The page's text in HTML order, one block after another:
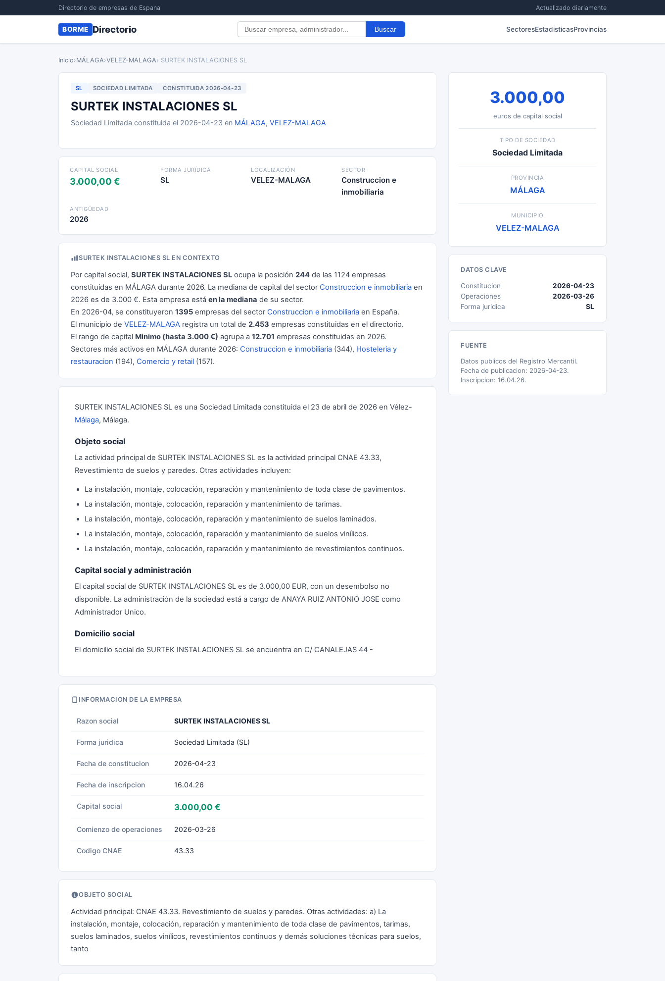
Directorio de empresas de Espana Actualizado diariamente
BORME Directorio Buscar SectoresEstadisticasProvincias
Inicio›MÁLAGA›VELEZ-MALAGA› SURTEK INSTALACIONES SL
SL SOCIEDAD LIMITADA CONSTITUIDA 2026-04-23
SURTEK INSTALACIONES SL
Sociedad Limitada constituida el 2026-04-23 en MÁLAGA, VELEZ-MALAGA
CAPITAL SOCIAL
3.000,00 €
FORMA JURÍDICA
SL
LOCALIZACIÓN
VELEZ-MALAGA
SECTOR
Construccion e
inmobiliaria
ANTIGÜEDAD
2026
SURTEK INSTALACIONES SL EN CONTEXTO
Por capital social, SURTEK INSTALACIONES SL ocupa la posición 244 de las 1124 empresas
constituidas en MÁLAGA durante 2026. La mediana de capital del sector Construccion e inmobiliaria en
2026 es de 3.000 €. Esta empresa está en la mediana de su sector.
En 2026-04, se constituyeron 1395 empresas del sector Construccion e inmobiliaria en España.
El municipio de VELEZ-MALAGA registra un total de 2.453 empresas constituidas en el directorio.
El rango de capital Minimo (hasta 3.000 €) agrupa a 12.701 empresas constituidas en 2026.
Sectores más activos en MÁLAGA durante 2026: Construccion e inmobiliaria (344), Hosteleria y
restauracion (194), Comercio y retail (157).
SURTEK INSTALACIONES SL es una Sociedad Limitada constituida el 23 de abril de 2026 en Vélez-
Málaga, Málaga.
Objeto social
La actividad principal de SURTEK INSTALACIONES SL es la actividad principal CNAE 43.33,
Revestimiento de suelos y paredes. Otras actividades incluyen:
La instalación, montaje, colocación, reparación y mantenimiento de toda clase de pavimentos.
La instalación, montaje, colocación, reparación y mantenimiento de tarimas.
La instalación, montaje, colocación, reparación y mantenimiento de suelos laminados.
La instalación, montaje, colocación, reparación y mantenimiento de suelos vinílicos.
La instalación, montaje, colocación, reparación y mantenimiento de revestimientos continuos.
Capital social y administración
El capital social de SURTEK INSTALACIONES SL es de 3.000,00 EUR, con un desembolso no
disponible. La administración de la sociedad está a cargo de ANAYA RUIZ ANTONIO JOSE como
Administrador Unico.
Domicilio social
El domicilio social de SURTEK INSTALACIONES SL se encuentra en C/ CANALEJAS 44 -
INFORMACION DE LA EMPRESA
Razon social SURTEK INSTALACIONES SL
Forma juridica Sociedad Limitada (SL)
Fecha de constitucion 2026-04-23
Fecha de inscripcion 16.04.26
Capital social 3.000,00 €
Comienzo de operaciones 2026-03-26
Codigo CNAE 43.33
OBJETO SOCIAL
Actividad principal: CNAE 43.33. Revestimiento de suelos y paredes. Otras actividades: a) La
instalación, montaje, colocación, reparación y mantenimiento de toda clase de pavimentos, tarimas,
suelos laminados, suelos vinílicos, revestimientos continuos y demás soluciones técnicas para suelos,
tanto
3.000,00
euros de capital social
TIPO DE SOCIEDAD
Sociedad Limitada
PROVINCIA
MÁLAGA
MUNICIPIO
VELEZ-MALAGA
DATOS CLAVE
Constitucion
2026-04-23
Operaciones
2026-03-26
Forma juridica
SL
FUENTE
Datos publicos del Registro Mercantil.
Fecha de publicacion: 2026-04-23.
Inscripcion: 16.04.26.